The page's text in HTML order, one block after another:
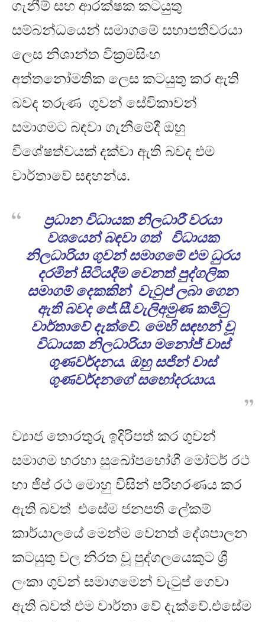
ගැනීම් සහ ආරක්ෂක කටයුතු
සම්බන්ධයෙන් සමාගමේ සභාපතිවරයා
ලෙස නිශාන්ත වික්‍රමසිංහ
අත්තනෝමතික ලෙස කටයුතු කර ඇති
බවද තරුණ ගුවන් සේවිකාවන්
සමාගමට බඳවා ගැනීමේදී ඔහු
විශේෂත්වයක් දක්වා ඇති බවද එම
වාර්තාවේ සඳහන්ය.
ප්‍රධාන විධායක නිලධාරී වරයා
වශයෙන් බඳවා ගත් විධායක
නිලධාරියා ගුවන් සමාගමේ එම ධුරය
දරමින් සිටියදීම වෙනත් පුද්ගලික
සමාගම් දෙකකින් වැටුප් ලබා ගෙන
ඇති බවද ජේ.සී.වැලිඅමුණ කමිටු
වාර්තාවේ දැක්වේ. මෙහි සඳහන් වූ
විධායක නිලධාරියා මනෝජ් වාස්
ගුණවර්දනය. ඔහු සජින් වාස්
ගුණවර්දනගේ ⁣සහෝදරයාය.
ව්‍යාජ තොරතුරු ඉදිරිපත් කර ගුවන්
සමාගම හරහා සුඛෝපභෝගී මෝටර් රථ
හා ජිප් රථ මොහු විසින් පරිහරණය කර
ඇති බවත් එසේම ජනපති ලේකම්
කාර්යාලයේ මෙන්ම වෙනත් දේශපාලන
කටයුතු වල නිරත වූ පුද්ගලයෙකුට ශ්‍රී
ලංකා ගුවන් සමාගමෙන් වැටුප් ගෙවා
ඇති බවත් එම වාර්තා වේ දැක්වේ.එසේම